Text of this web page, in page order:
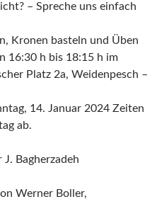
– Spreche uns einfach
Kronen basteln und Üben
16:30 h bis 18:15 h im
Platz 2a, Weidenpesch –
14. Januar 2024 Zeiten
ab.
J. Bagherzadeh
Werner Boller,